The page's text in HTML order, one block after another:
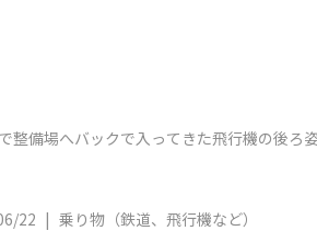
整備場へバックで入ってきた飛行機の後
22 | 乗り物（鉄道、飛行機など）